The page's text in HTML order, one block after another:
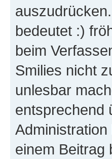
bedeutet :)
beim
Smilies nicht
unlesbar
entsprechend
einem Beitrag